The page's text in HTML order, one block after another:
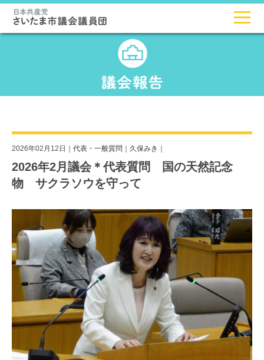
2026年02月12日｜ 代表・一般質問 久保みき
2026年2月議会＊代表質問 国の天然記念
物 サクラソウを守って